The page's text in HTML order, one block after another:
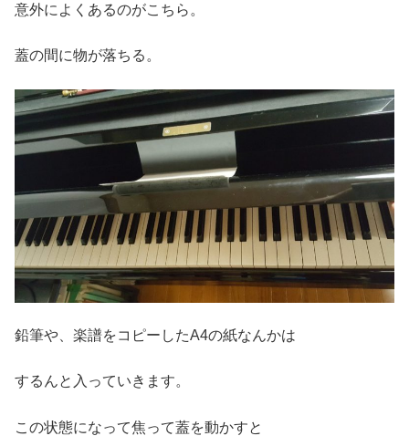
意外によくあるのがこちら。
蓋の間に物が落ちる。
鉛筆や、楽譜をコピーしたA4の紙なんかは
するんと入っていきます。
この状態になって焦って蓋を動かすと